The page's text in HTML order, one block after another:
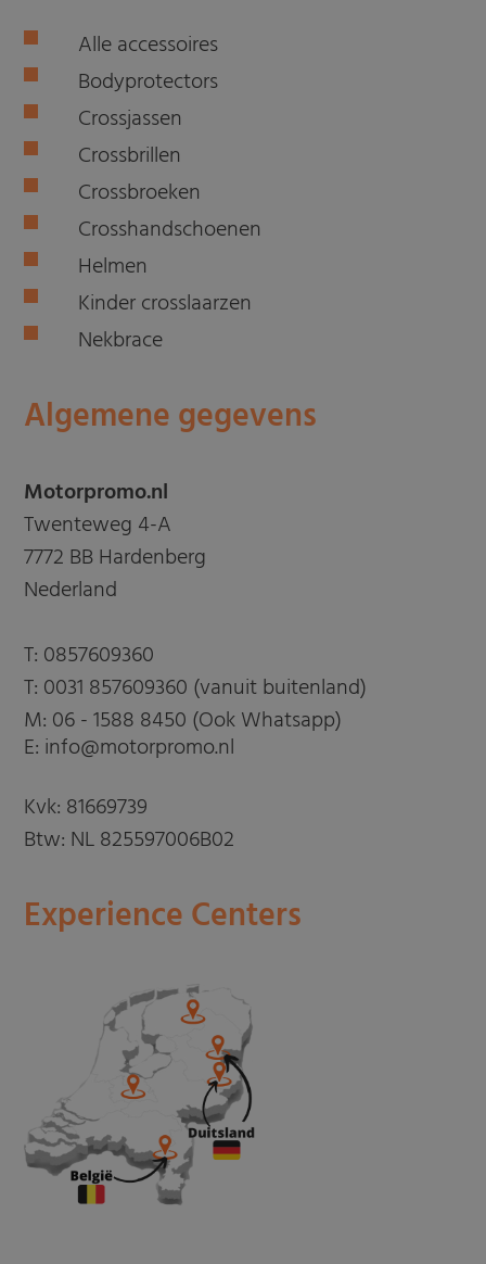
Alle accessoires
Bodyprotectors
Crossjassen
Crossbrillen
Crossbroeken
Crosshandschoenen
Helmen
Kinder crosslaarzen
Nekbrace
Algemene gegevens
Motorpromo.nl
Twenteweg 4-A
7772 BB Hardenberg
Nederland
T: 0857609360
T: 0031 857609360 (vanuit buitenland)
M: 06 - 1588 8450 (Ook Whatsapp)
E: info@motorpromo.nl
Kvk: 81669739
Btw: NL 825597006B02
Experience Centers